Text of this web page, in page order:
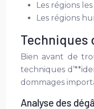
Les régions
Les régions
Techniques
Bien avant de
techniques
dommages
Analyse des